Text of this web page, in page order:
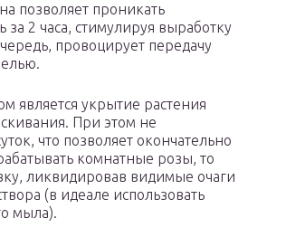
позволяет проникать
2 часа, стимулируя выработку
провоцирует передачу
является укрытие растения
При этом не
что позволяет окончательно
комнатные розы, то
ликвидировав видимые очаги
(в идеале использовать
мыла).